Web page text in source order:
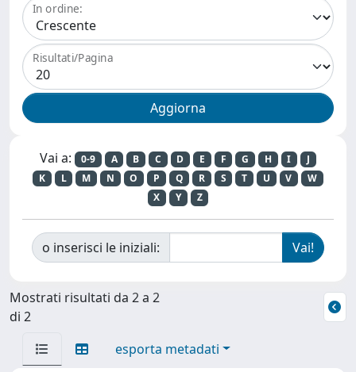
In ordine:
Risultati/Pagina
Vai a: 0-9 A B C D E F G H I
J
K
L M N O P Q R S T U V
W
X
Y Z
o inserisci le iniziali:
Mostrati risultati da 2 a 2
di 2
esporta metadati